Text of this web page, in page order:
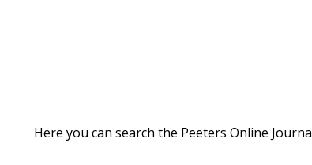
Here you can search the Peeters Online